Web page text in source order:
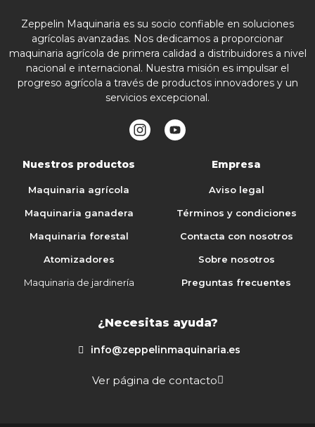
Zeppelin Maquinaria es su socio confiable en soluciones
agrícolas avanzadas. Nos dedicamos a proporcionar
maquinaria agrícola de primera calidad a distribuidores a nivel
nacional e internacional. Nuestra misión es impulsar el
progreso agrícola a través de productos innovadores y un
servicios excepcional.
Nuestros productos
Maquinaria agrícola
Maquinaria ganadera
Maquinaria forestal
Atomizadores
Maquinaria de jardinería
Empresa
Aviso legal
Términos y condiciones
Contacta con nosotros
Sobre nosotros
Preguntas frecuentes
¿Necesitas ayuda?
info@zeppelinmaquinaria.es
Ver página de contacto